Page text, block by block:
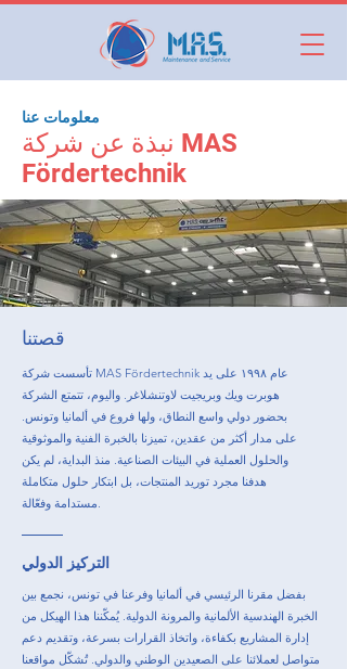
معلومات عنا
نبذة عن شركة MAS
Fördertechnik
قصتنا
تأسست شركة MAS Fördertechnik عام ١٩٩٨ على يد
هوبرت ويك وبريجيت لاوتنشلاغر. واليوم، تتمتع الشركة
بحضور دولي واسع النطاق، ولها فروع في ألمانيا وتونس.
على مدار أكثر من عقدين، تميزنا بالخبرة الفنية والموثوقية
والحلول العملية في البيئات الصناعية. منذ البداية، لم يكن
هدفنا مجرد توريد المنتجات، بل ابتكار حلول متكاملة
مستدامة وفعّالة.
التركيز الدولي
بفضل مقرنا الرئيسي في ألمانيا وفرعنا في تونس، نجمع بين
الخبرة الهندسية الألمانية والمرونة الدولية. يُمكّننا هذا الهيكل من
إدارة المشاريع بكفاءة، واتخاذ القرارات بسرعة، وتقديم دعم
متواصل لعملائنا على الصعيدين الوطني والدولي. تُشكّل مواقعنا